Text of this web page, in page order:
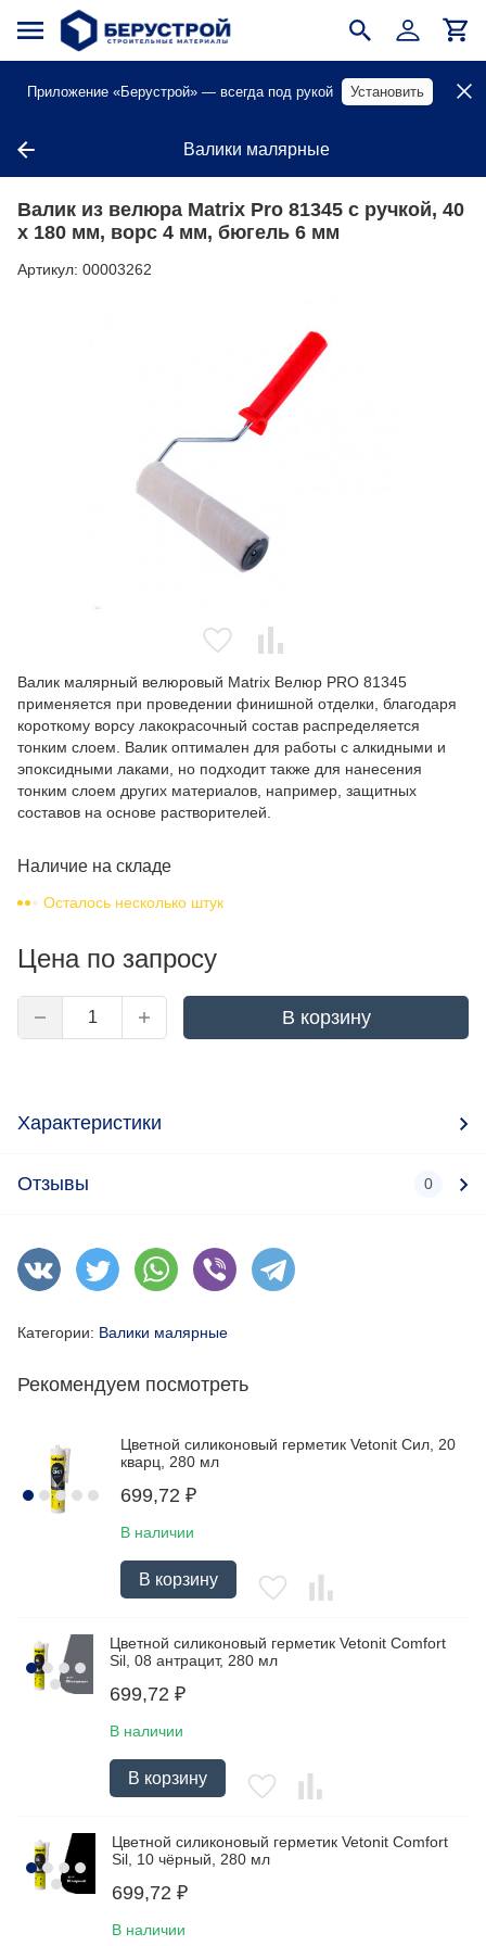
Приложение «Берустрой» — всегда под рукой Установить
Валики малярные
Валик из велюра Matrix Pro 81345 с ручкой, 40
х 180 мм, ворс 4 мм, бюгель 6 мм
Артикул: 00003262
Валик малярный велюровый Matrix Велюр PRO 81345
применяется при проведении финишной отделки, благодаря
короткому ворсу лакокрасочный состав распределяется
тонким слоем. Валик оптимален для работы с алкидными и
эпоксидными лаками, но подходит также для нанесения
тонким слоем других материалов, например, защитных
составов на основе растворителей.
Наличие на складе
Осталось несколько штук
Цена по запросу
В корзину
Характеристики
Отзывы 0
Категории: Валики малярные
Рекомендуем посмотреть
Цветной силиконовый герметик Vetonit Сил, 20
кварц, 280 мл
699,72 ₽
В наличии
В корзину
Цветной силиконовый герметик Vetonit Comfort
Sil, 08 антрацит, 280 мл
699,72 ₽
В наличии
В корзину
Цветной силиконовый герметик Vetonit Comfort
Sil, 10 чёрный, 280 мл
699,72 ₽
В наличии